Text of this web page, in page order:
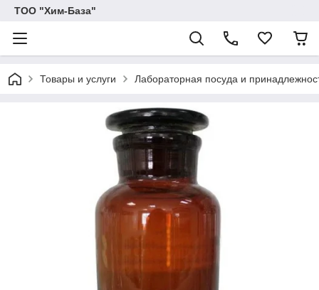
ТОО "Хим-База"
Товары и услуги Лабораторная посуда и